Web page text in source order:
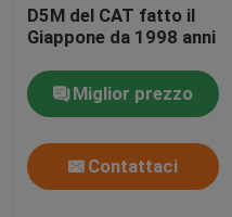
D5M del CAT fatto il
Giappone da 1998 anni
Miglior prezzo
Contattaci